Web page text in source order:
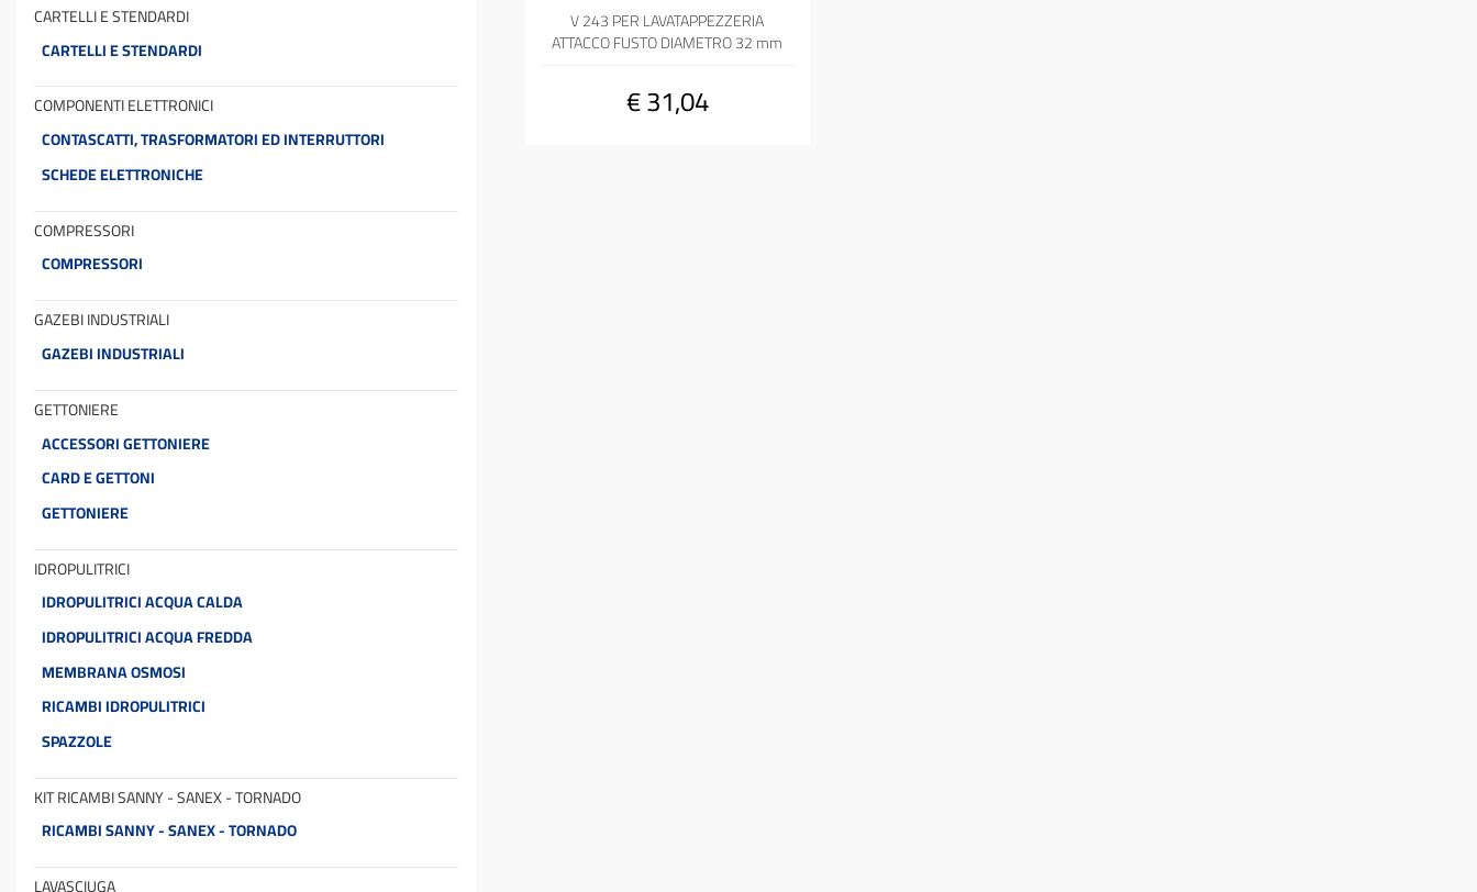
CARTELLI E STENDARDI
CARTELLI E STENDARDI
COMPONENTI ELETTRONICI
CONTASCATTI, TRASFORMATORI ED INTERRUTTORI
SCHEDE ELETTRONICHE
COMPRESSORI
COMPRESSORI
GAZEBI INDUSTRIALI
GAZEBI INDUSTRIALI
GETTONIERE
ACCESSORI GETTONIERE
CARD E GETTONI
GETTONIERE
IDROPULITRICI
IDROPULITRICI ACQUA CALDA
IDROPULITRICI ACQUA FREDDA
MEMBRANA OSMOSI
RICAMBI IDROPULITRICI
SPAZZOLE
KIT RICAMBI SANNY - SANEX - TORNADO
RICAMBI SANNY - SANEX - TORNADO
V 243 PER LAVATAPPEZZERIA
ATTACCO FUSTO DIAMETRO 32 mm
€ 31,04